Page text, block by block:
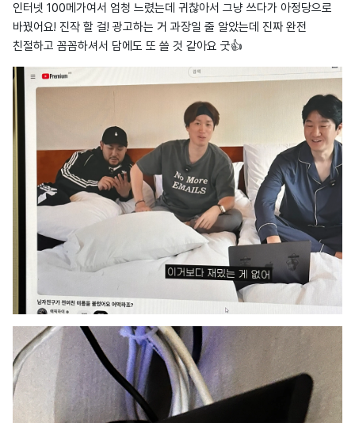
인터넷 100메가여서 엄청 느렸는데 귀찮아서 그냥 쓰다가 아정당으로
바꿨어요! 진작 할 걸! 광고하는 거 과장일 줄 알았는데 진짜 완전
친절하고 꼼꼼하셔서 담에도 또 쓸 것 같아요 굿👍